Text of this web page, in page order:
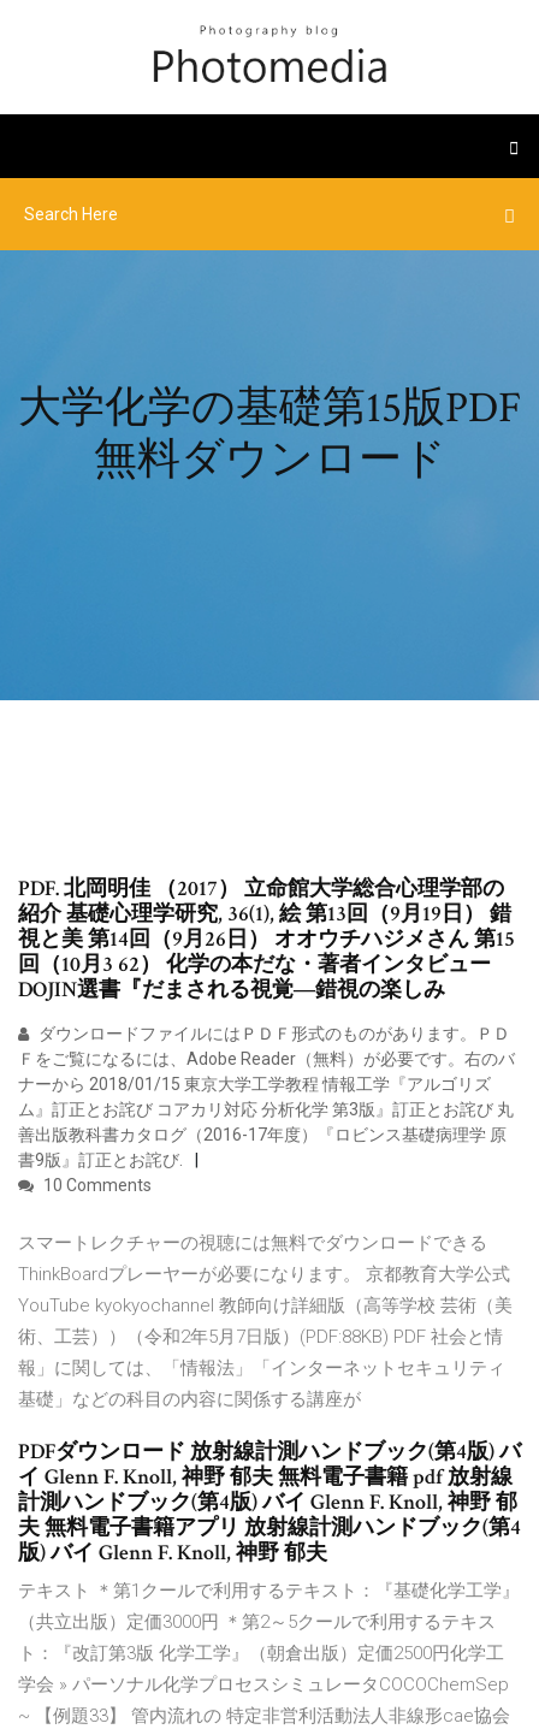
大学化学の基礎第15版PDF
無料ダウンロード
PDF. 北岡明佳 （2017） 立命館大学総合心理学部の
紹介 基礎心理学研究, 36(1), 絵 第13回（9月19日） 錯
視と美 第14回（9月26日） オオウチハジメさん 第15
回（10月3 62） 化学の本だな・著者インタビュー
DOJIN選書『だまされる視覚―錯視の楽しみ
ダウンロードファイルにはＰＤＦ形式のものがあります。ＰＤ
Ｆをご覧になるには、Adobe Reader（無料）が必要です。右のバ
ナーから 2018/01/15 東京大学工学教程 情報工学『アルゴリズ
ム』訂正とお詫び コアカリ対応 分析化学 第3版』訂正とお詫び 丸
善出版教科書カタログ（2016-17年度）『ロビンス基礎病理学 原
書9版』訂正とお詫び.
10 Comments
スマートレクチャーの視聴には無料でダウンロードできる
ThinkBoardプレーヤーが必要になります。 京都教育大学公式
YouTube kyokyochannel 教師向け詳細版（高等学校 芸術（美
術、工芸））（令和2年5月7日版）(PDF:88KB) PDF 社会と情
報」に関しては、「情報法」「インターネットセキュリティ
基礎」などの科目の内容に関係する講座が
PDFダウンロード 放射線計測ハンドブック(第4版) バ
イ Glenn F. Knoll, 神野 郁夫 無料電子書籍 pdf 放射線
計測ハンドブック(第4版) バイ Glenn F. Knoll, 神野 郁
夫 無料電子書籍アプリ 放射線計測ハンドブック(第4
版) バイ Glenn F. Knoll, 神野 郁夫
テキスト ＊第1クールで利用するテキスト：『基礎化学工学』
（共立出版）定価3000円 ＊第2～5クールで利用するテキス
ト：『改訂第3版 化学工学』（朝倉出版）定価2500円化学工
学会 » パーソナル化学プロセスシミュレータCOCOChemSep
~ 【例題33】 管内流れの 特定非営利活動法人非線形cae協会